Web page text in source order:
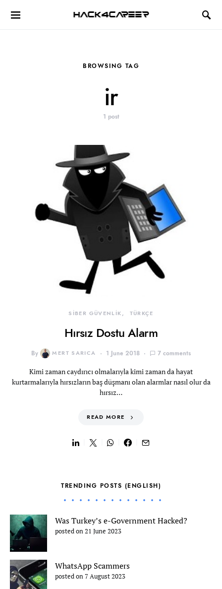
Hack4Career
BROWSING TAG
ir
1 post
SİBER GÜVENLİK TÜRKÇE
Hırsız Dostu Alarm
By MERT SARICA 1 June 2018 7 comments
Kimi zaman caydırıcı olmalarıyla kimi zaman da hayat
kurtarmalarıyla hırsızların baş düşmanı olan alarmlar nasıl olur da
hırsız…
READ MORE
TRENDING POSTS (ENGLISH)
Was Turkey’s e-Government Hacked?
posted on 21 June 2023
WhatsApp Scammers
posted on 7 August 2023